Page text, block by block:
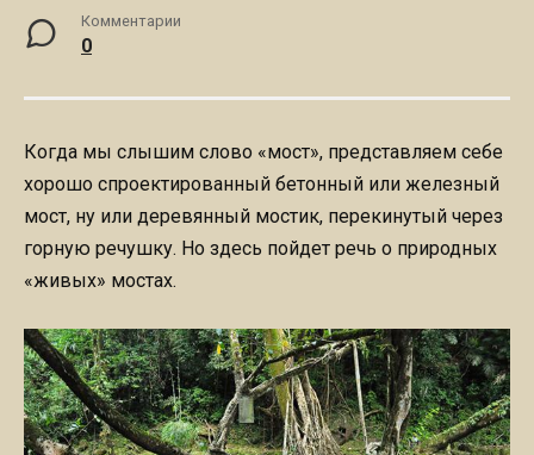
Комментарии
0
Когда мы слышим слово «мост», представляем себе
хорошо спроектированный бетонный или железный
мост, ну или деревянный мостик, перекинутый через
горную речушку. Но здесь пойдет речь о природных
«живых» мостах.